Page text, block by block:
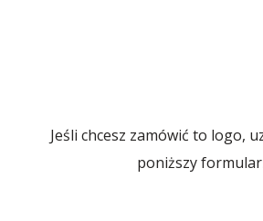
Jeśli chcesz zamówić to logo,
poniższy